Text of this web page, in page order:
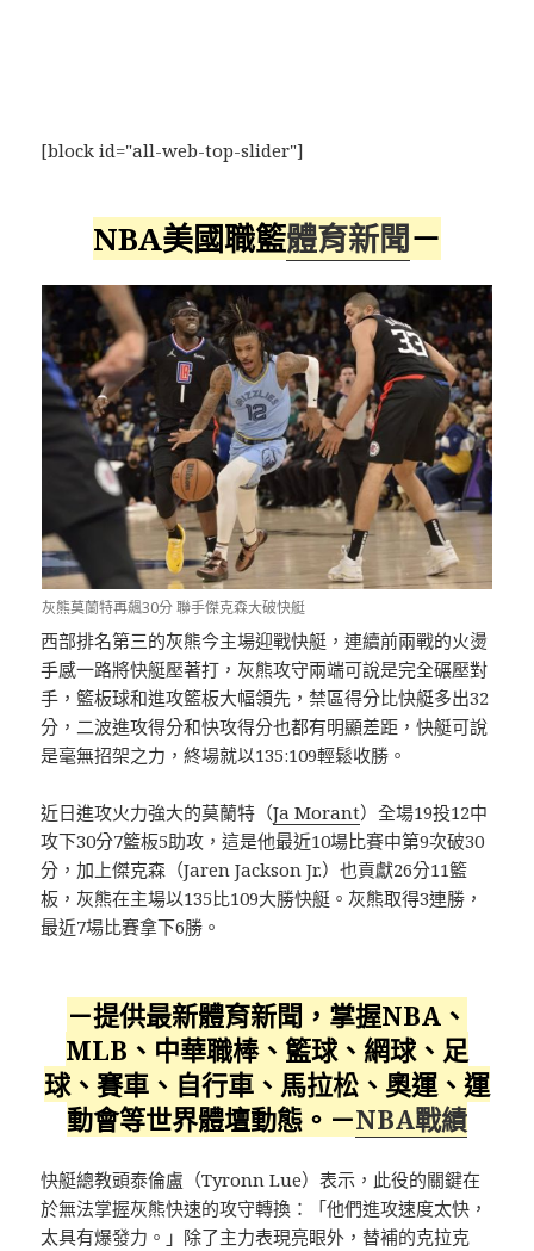
[block id="all-web-top-slider"]
NBA美國職籃體育新聞－
灰熊莫蘭特再飆30分 聯手傑克森大破快艇
西部排名第三的灰熊今主場迎戰快艇，連續前兩戰的火燙
手感一路將快艇壓著打，灰熊攻守兩端可說是完全碾壓對
手，籃板球和進攻籃板大幅領先，禁區得分比快艇多出32
分，二波進攻得分和快攻得分也都有明顯差距，快艇可說
是毫無招架之力，終場就以135:109輕鬆收勝。
近日進攻火力強大的莫蘭特（Ja Morant）全場19投12中
攻下30分7籃板5助攻，這是他最近10場比賽中第9次破30
分，加上傑克森（Jaren Jackson Jr.）也貢獻26分11籃
板，灰熊在主場以135比109大勝快艇。灰熊取得3連勝，
最近7場比賽拿下6勝。
－提供最新體育新聞，掌握NBA、
MLB、中華職棒、籃球、網球、足
球、賽車、自行車、馬拉松、奧運、運
動會等世界體壇動態。－NBA戰績
快艇總教頭泰倫盧（Tyronn Lue）表示，此役的關鍵在
於無法掌握灰熊快速的攻守轉換：「他們進攻速度太快，
太具有爆發力。」除了主力表現亮眼外，替補的克拉克